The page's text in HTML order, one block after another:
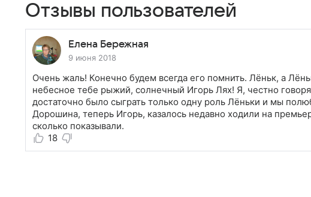
Отзывы пользователей
Елена Бережная
9 июня 2018
Очень жаль! Конечно будем всегда его помнить. Лёньк, а
небесное тебе рыжий, солнечный Игорь Лях! Я, честно
достаточно было сыграть только одну роль Лёньки и мы
Дорошина, теперь Игорь, казалось недавно ходили на
сколько показывали.
18